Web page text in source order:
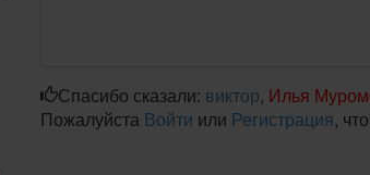
Спасибо сказали: виктор, Илья
Пожалуйста Войти или Регистрация,